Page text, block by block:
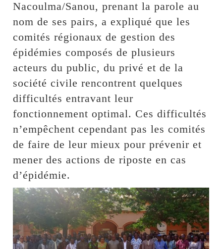
Nacoulma/Sanou, prenant la parole au
nom de ses pairs, a expliqué que les
comités régionaux de gestion des
épidémies composés de plusieurs
acteurs du public, du privé et de la
société civile rencontrent quelques
difficultés entravant leur
fonctionnement optimal. Ces difficultés
n’empêchent cependant pas les comités
de faire de leur mieux pour prévenir et
mener des actions de riposte en cas
d’épidémie.